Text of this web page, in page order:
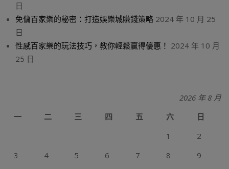
日
免傭百家樂的秘密：打造娛樂城賺錢策略 2024 年 10 月 25
日
性感百家樂的玩法技巧，教你輕鬆贏得優惠！ 2024 年 10 月
25 日
2026 年 8 月
一
二 三 四 五 六
日
1
2
3
4 5 6 7 8
9